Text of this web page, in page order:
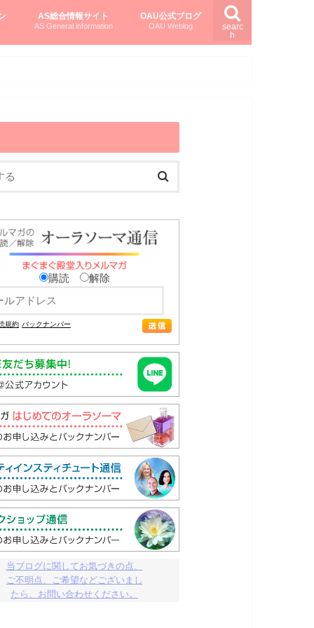
searc
h
AS総合情報サイト
AS General information
OAU公式ブログ
OAU Weblog
購読 解除
規約 バックナンバー
当ブログに関してお気づきの点、
ご不明点、ご希望などございまし
たら、お問い合わせください。